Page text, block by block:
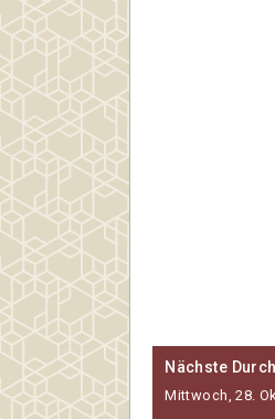
Nächste
Mittwoch, 28.